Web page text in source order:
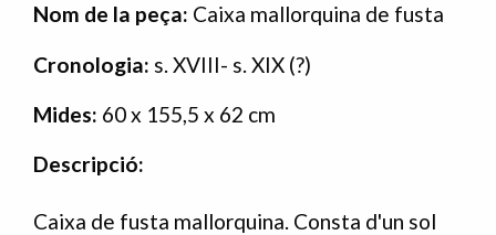
Nom de la peça: Caixa mallorquina de fusta
Cronologia: s. XVIII- s. XIX (?)
Mides: 60 x 155,5 x 62 cm
Descripció:
Caixa de fusta mallorquina. Consta d'un sol